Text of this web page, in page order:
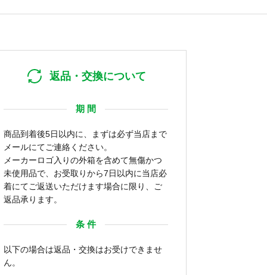
返品・交換について
期 間
商品到着後5日以内に、まずは必ず当店まで
メールにてご連絡ください。
メーカーロゴ入りの外箱を含めて無傷かつ
未使用品で、お受取りから7日以内に当店必
着にてご返送いただけます場合に限り、ご
返品承ります。
条 件
以下の場合は返品・交換はお受けできませ
ん。